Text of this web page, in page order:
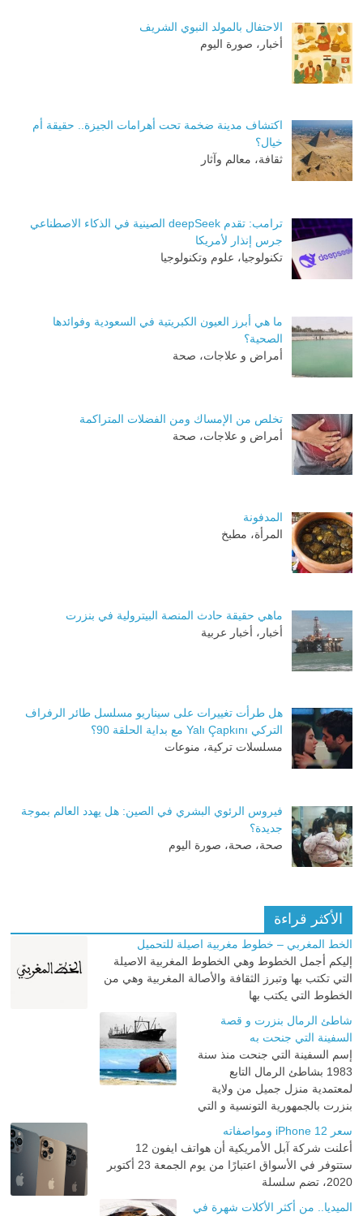
الاحتفال بالمولد النبوي الشريف
أخبار، صورة اليوم
اكتشاف مدينة ضخمة تحت أهرامات الجيزة.. حقيقة أم
خيال؟
ثقافة، معالم وآثار
ترامب: تقدم deepSeek الصينية في الذكاء الاصطناعي
جرس إنذار لأمريكا
تكنولوجيا، علوم وتكنولوجيا
ما هي أبرز العيون الكبريتية في السعودية وفوائدها
الصحية؟
أمراض و علاجات، صحة
تخلص من الإمساك ومن الفضلات المتراكمة
أمراض و علاجات، صحة
المدفونة
المرأة، مطبخ
ماهي حقيقة حادث المنصة البيترولية في بنزرت
أخبار، أخبار عربية
هل طرأت تغييرات على سيناريو مسلسل طائر الرفراف
التركي Yalı Çapkını مع بداية الحلقة 90؟
مسلسلات تركية، منوعات
فيروس الرئوي البشري في الصين: هل يهدد العالم بموجة
جديدة؟
صحة، صحة، صورة اليوم
الأكثر قراءة
الخط المغربي – خطوط مغربية اصيلة للتحميل
إليكم أجمل الخطوط وهي الخطوط المغربية الاصيلة
التي تكتب بها وتبرز الثقافة والأصالة المغربية وهي من
الخطوط التي يكتب بها
شاطئ الرمال بنزرت و قصة
السفينة التي جنحت به
إسم السفينة التي جنحت منذ سنة
1983 بشاطئ الرمال التابع
لمعتمدية منزل جميل من ولاية
بنزرت بالجمهورية التونسية و التي
سعر iPhone 12 ومواصفاته
أعلنت شركة آبل الأمريكية أن هواتف ايفون 12
ستتوفر في الأسواق اعتبارًا من يوم الجمعة 23 أكتوبر
2020، تضم سلسلة
الميديا.. من أكثر الأكلات شهرة في